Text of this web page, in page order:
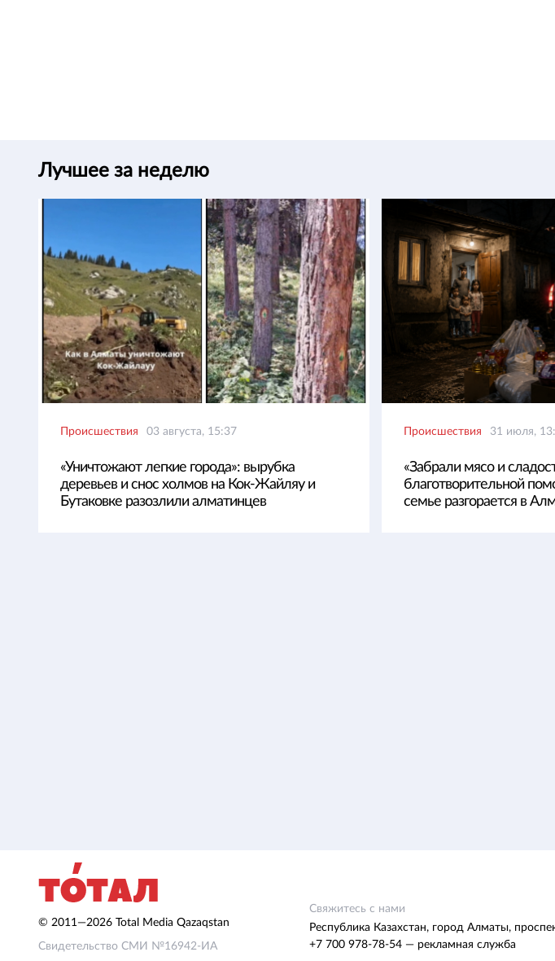
Лучшее за неделю
Происшествия 03 августа, 15:37
«Уничтожают легкие города»: вырубка
деревьев и снос холмов на Кок-Жайляу и
Бутаковке разозлили алматинцев
Происшествия 31 июля,
«Забрали мясо и
благотворительной
семье разгорается в
© 2011—2026 Total Media Qazaqstan
Свидетельство СМИ №16942-ИА
Свяжитесь с нами
Республика Казахстан, город Алматы,
+7 700 978-78-54 — рекламная служба